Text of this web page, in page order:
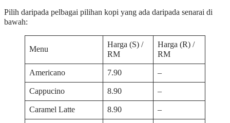
Pilih daripada pelbagai pilihan kopi yang ada daripada senarai di
bawah:
Menu
Harga (S) /
RM
Harga (R) /
RM
Americano
7.90
–
Cappucino
8.90
–
Caramel Latte
8.90
–